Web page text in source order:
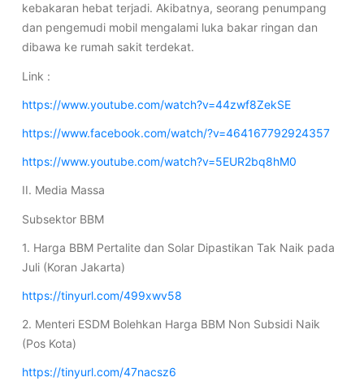
kebakaran hebat terjadi. Akibatnya, seorang penumpang
dan pengemudi mobil mengalami luka bakar ringan dan
dibawa ke rumah sakit terdekat.
Link :
https://www.youtube.com/watch?v=44zwf8ZekSE
https://www.facebook.com/watch/?v=464167792924357
https://www.youtube.com/watch?v=5EUR2bq8hM0
II. Media Massa
Subsektor BBM
1. Harga BBM Pertalite dan Solar Dipastikan Tak Naik pada
Juli (Koran Jakarta)
https://tinyurl.com/499xwv58
2. Menteri ESDM Bolehkan Harga BBM Non Subsidi Naik
(Pos Kota)
https://tinyurl.com/47nacsz6